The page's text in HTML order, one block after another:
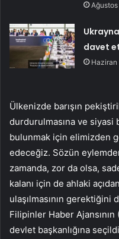
davet
Haziran
Ülkenizde barışın
durdurulmasına ve siyasi
bulunmak için elimizden
edeceğiz. Sözün
zamanda, zor da olsa,
kalanı için de ahlaki
ulaşılmasının gerektiğini
Filipinler Haber
devlet başkanlığına